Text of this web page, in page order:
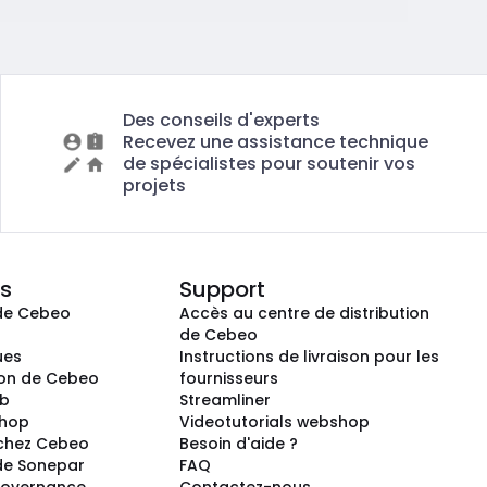
Des conseils d'experts
Recevez une assistance technique
de spécialistes pour soutenir vos
projets
Cebeo
de Cebeo
Cebeo
Sonepar
Support
Accès au centre de distribution
de Cebeo
Instructions de livraison pour les
fournisseurs
Streamliner
Videotutorials webshop
Besoin d'aide ?
FAQ